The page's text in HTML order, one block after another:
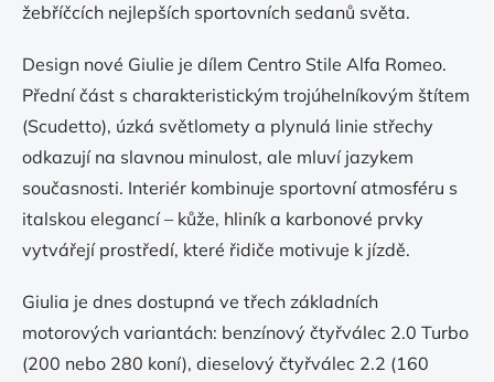
žebříčcích nejlepších sportovních sedanů světa.
Design nové Giulie je dílem Centro Stile Alfa Romeo.
Přední část s charakteristickým trojúhelníkovým štítem
(Scudetto), úzká světlomety a plynulá linie střechy
odkazují na slavnou minulost, ale mluví jazykem
současnosti. Interiér kombinuje sportovní atmosféru s
italskou elegancí – kůže, hliník a karbonové prvky
vytvářejí prostředí, které řidiče motivuje k jízdě.
Giulia je dnes dostupná ve třech základních
motorových variantách: benzínový čtyřválec 2.0 Turbo
(200 nebo 280 koní), dieselový čtyřválec 2.2 (160